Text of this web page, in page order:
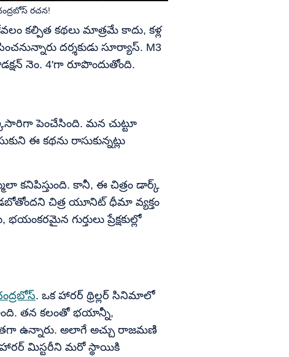
కల్పిత కథలు మాత్రమే కాదు, కళ్ల
దర్శకుడు సూర్యాస్. M3
నెం. 4'గా రూపొందుతోంది.
రచన!
పెంచేసింది. మన చుట్టూ
ఈ కథను రాసుకున్నట్లు
కనిపిస్తుంది. కానీ, ఈ చిత్రం డార్క్
చిత్ర యూనిట్ ధీమా వ్యక్తం
గుర్తులు ప్రేక్షకుల్లో
. ఒక హారర్ థ్రిల్లర్ సినిమాలో
తన కలంతో భయాన్నీ,
ఉన్నారు. అలాగే అచ్చు రాజమణి
హారర్ మిస్టరీని మరో స్థాయికి